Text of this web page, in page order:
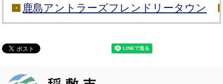
鹿島アントラーズフレンドリータウン